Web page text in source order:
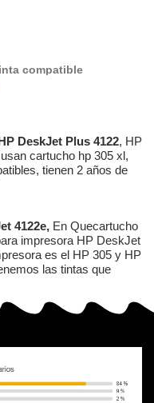
compatible
DeskJet Plus 4122, HP
cartucho hp 305 xl,
tienen 2 años de
4122e, En Quecartucho
impresora HP DeskJet
es el HP 305 y HP
las tintas que